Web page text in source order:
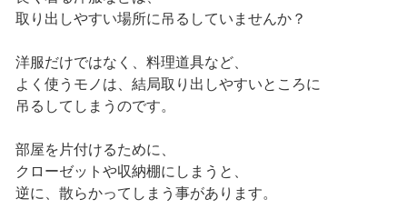
取り出しやすい場所に吊るしていませんか？
洋服だけではなく、料理道具など、
よく使うモノは、結局取り出しやすいところに
吊るしてしまうのです。
部屋を片付けるために、
クローゼットや収納棚にしまうと、
逆に、散らかってしまう事があります。